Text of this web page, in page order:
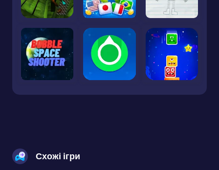
Схожі ігри